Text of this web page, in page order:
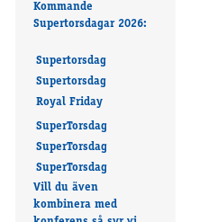
Kommande
Supertorsdagar 2026:
Supertorsdag
Supertorsdag
Royal Friday
SuperTorsdag
SuperTorsdag
SuperTorsdag
Vill du även
kombinera med